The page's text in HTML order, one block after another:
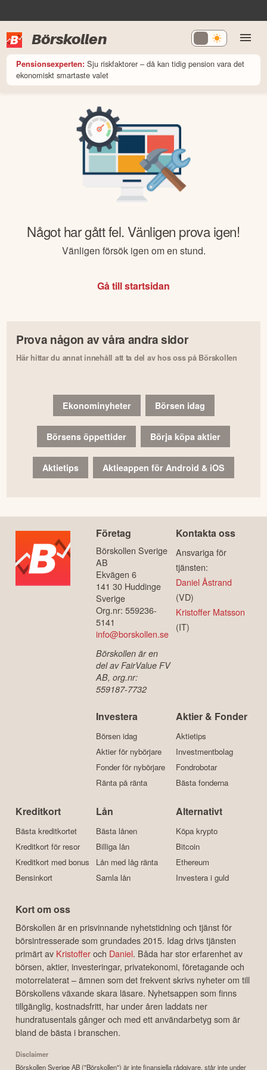
Börskollen
Pensionsexperten: Sju riskfaktorer – då kan tidig pension vara det
ekonomiskt smartaste valet
Något har gått fel. Vänligen prova igen!
Vänligen försök igen om en stund.
Gå till startsidan
Prova någon av våra andra sidor
Här hittar du annat innehåll att ta del av hos oss på Börskollen
Ekonominyheter Börsen idag
Börsens öppettider Börja köpa aktier
Aktietips Aktieappen för Android & iOS
Företag
Börskollen Sverige
AB
Ekvägen 6
141 30 Huddinge
Sverige
Org.nr: 559236-
5141
info@borskollen.se
Börskollen är en
del av FairValue FV
AB, org.nr:
559187-7732
Kontakta oss
Ansvariga för
tjänsten:
Daniel Åstrand
(VD)
Kristoffer Matsson
(IT)
Investera
Börsen idag
Aktier för nybörjare
Fonder för nybörjare
Ränta på ränta
Aktier & Fonder
Aktietips
Investmentbolag
Fondrobotar
Bästa fonderna
Kreditkort
Bästa kreditkortet
Kreditkort för resor
Kreditkort med bonus
Bensinkort
Lån
Bästa lånen
Billiga lån
Lån med låg ränta
Samla lån
Alternativt
Köpa krypto
Bitcoin
Ethereum
Investera i guld
Kort om oss
Börskollen är en prisvinnande nyhetstidning och tjänst för
börsintresserade som grundades 2015. Idag drivs tjänsten
primärt av Kristofferoch Daniel. Båda har stor erfarenhet av
börsen, aktier, investeringar, privatekonomi, företagande och
motorrelaterat – ämnen som det frekvent skrivs nyheter om till
Börskollens växande skara läsare. Nyhetsappen som finns
tillgänglig, kostnadsfritt, har under åren laddats ner
hundratusentals gånger och med ett användarbetyg som är
bland de bästa i branschen.
Disclaimer
Börskollen Sverige AB ("Börskollen") är inte finansiella rådgivare, står inte under